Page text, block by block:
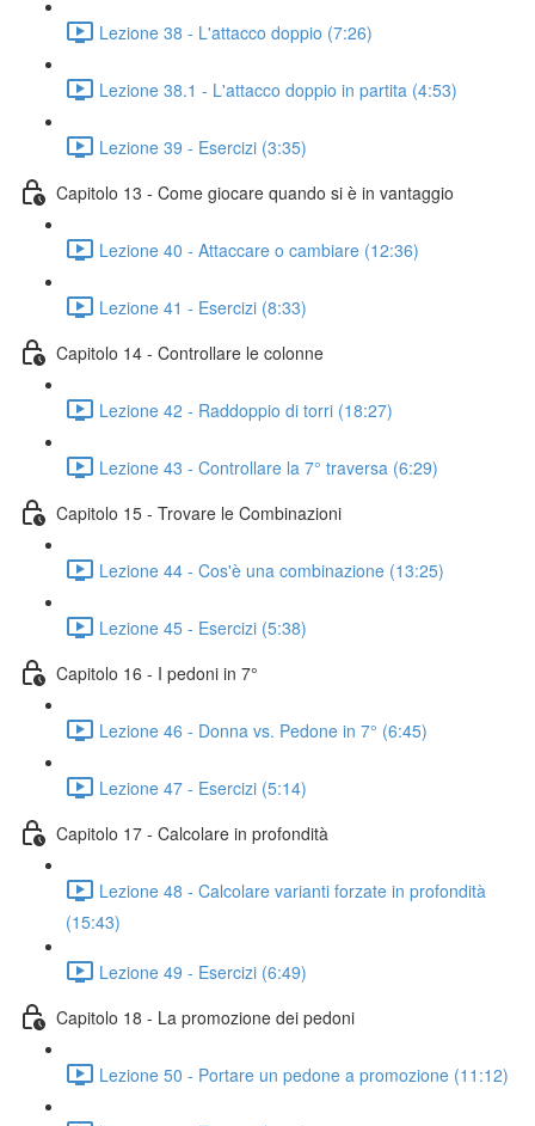
Lezione 38 - L'attacco doppio (7:26)
Lezione 38.1 - L'attacco doppio in partita (4:53)
Lezione 39 - Esercizi (3:35)
Capitolo 13 - Come giocare quando si è in vantaggio
Lezione 40 - Attaccare o cambiare (12:36)
Lezione 41 - Esercizi (8:33)
Capitolo 14 - Controllare le colonne
Lezione 42 - Raddoppio di torri (18:27)
Lezione 43 - Controllare la 7° traversa (6:29)
Capitolo 15 - Trovare le Combinazioni
Lezione 44 - Cos'è una combinazione (13:25)
Lezione 45 - Esercizi (5:38)
Capitolo 16 - I pedoni in 7°
Lezione 46 - Donna vs. Pedone in 7° (6:45)
Lezione 47 - Esercizi (5:14)
Capitolo 17 - Calcolare in profondità
Lezione 48 - Calcolare varianti forzate in profondità
(15:43)
Lezione 49 - Esercizi (6:49)
Capitolo 18 - La promozione dei pedoni
Lezione 50 - Portare un pedone a promozione (11:12)